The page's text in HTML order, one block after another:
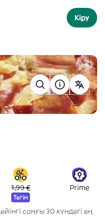
Кіру
1,99 €
Тегін
Prime
соңғы 30 күндегі ең